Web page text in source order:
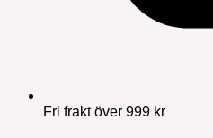
Fri frakt över 999 kr